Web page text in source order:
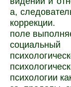
а,
поле
психологии